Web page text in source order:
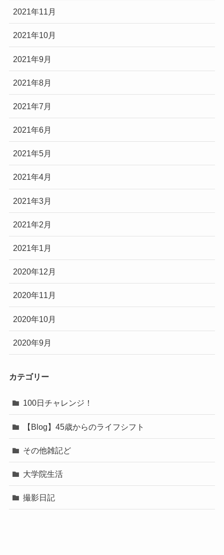
2021年11月
2021年10月
2021年9月
2021年8月
2021年7月
2021年6月
2021年5月
2021年4月
2021年3月
2021年2月
2021年1月
2020年12月
2020年11月
2020年10月
2020年9月
カテゴリー
100日チャレンジ！
【Blog】45歳からのライフシフト
その他雑記ど
大学院生活
撮影日記